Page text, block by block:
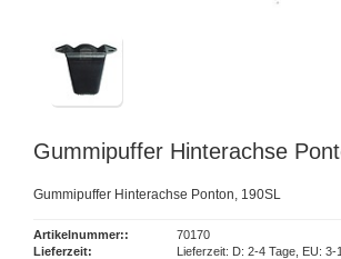
Gummipuffer Hinterachse
Gummipuffer Hinterachse Ponton, 190SL
Artikelnummer::
70170
Lieferzeit:
Lieferzeit: D: 2-4 Tage, EU: 3-